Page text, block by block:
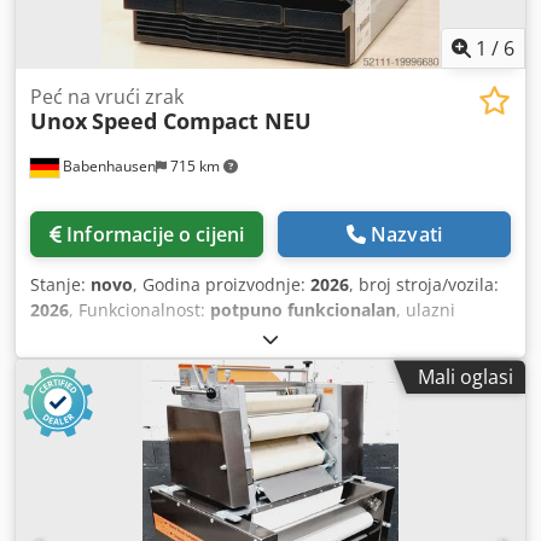
1 / 6
Babenhausen 715 km
Peć na vrući zrak
UnoxSpeed Compact NEU
Informacije o cijeni Nazvati
Stanje: novo, Godina proizvodnje: 2026, broj stroja/vozila:
2026, Funkcionalnost: potpuno funkcionalan, ulazni
, ulazna frekvencija:
struje:Klima uređaj, Oprema:CE oznaka, dokumentacija /
priručnik
, NOVO ++ NOVO Vrućezračni peć Unox Speed
Compact NOVO ++ NOVO Unox Brza pećnica & kuhanje &
pečenje Touch upravljanje s ADAPTIVE Cooking & SPEED
Plus 384 programa pečenja i 10 omiljenih programa za
pohranu Umetanje 300 x 300 mm Temperatura od +30°C
do 280°C Pećnica-mikrovalna-cirkulacija vrućeg zraka
Mali oglasi